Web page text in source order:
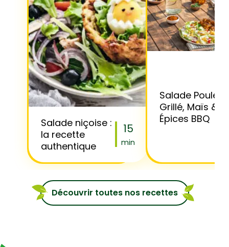
Salade niçoise :
la recette
authentique
15
min
Salade Poulet
Grillé, Maïs &
Épices BBQ
Découvrir toutes nos recettes